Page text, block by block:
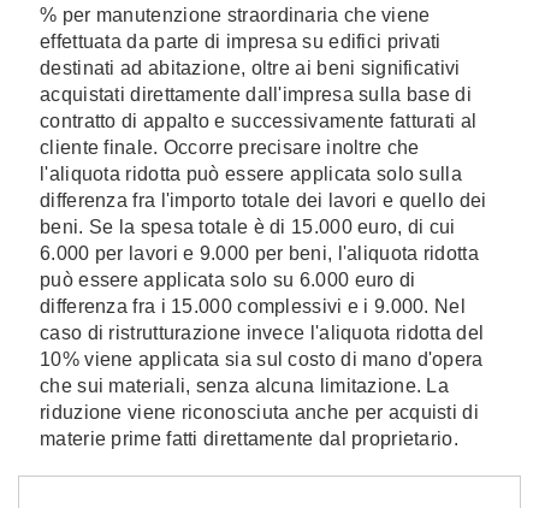
% per manutenzione straordinaria che viene
effettuata da parte di impresa su edifici privati
destinati ad abitazione, oltre ai beni significativi
acquistati direttamente dall'impresa sulla base di
contratto di appalto e successivamente fatturati al
cliente finale. Occorre precisare inoltre che
l'aliquota ridotta può essere applicata solo sulla
differenza fra l'importo totale dei lavori e quello dei
beni. Se la spesa totale è di 15.000 euro, di cui
6.000 per lavori e 9.000 per beni, l'aliquota ridotta
può essere applicata solo su 6.000 euro di
differenza fra i 15.000 complessivi e i 9.000. Nel
caso di ristrutturazione invece l'aliquota ridotta del
10% viene applicata sia sul costo di mano d'opera
che sui materiali, senza alcuna limitazione. La
riduzione viene riconosciuta anche per acquisti di
materie prime fatti direttamente dal proprietario.